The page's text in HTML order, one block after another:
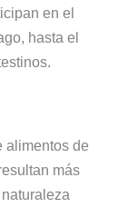
en el
hasta el
alimentos de
más